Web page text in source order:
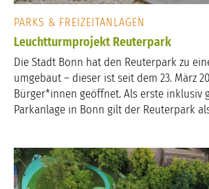
PARKS & FREIZEITANLAGEN
Leuchtturmprojekt Reuterpark
Die Stadt Bonn hat den Reuterpark zu
umgebaut – dieser ist seit dem 23. März
Bürger*innen geöffnet. Als erste inklusiv
Parkanlage in Bonn gilt der Reuterpark